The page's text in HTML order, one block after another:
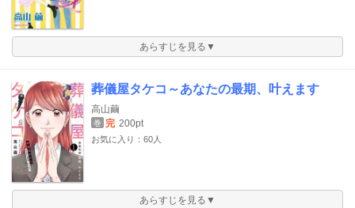
あらすじを見る▼
葬儀屋タケコ～あなたの最期、叶えます
高山繭
巻 完 200pt
お気に入り：60人
あらすじを見る▼